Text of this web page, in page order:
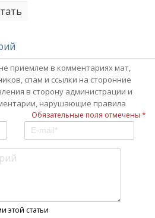
приемлем в комментариях мат,
спам и ссылки на сторонние
в сторону администрации и
нарушающие правила
Обязательные поля отмечены *
этой статьи